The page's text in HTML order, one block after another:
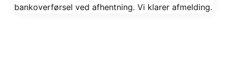
bankoverførsel ved afhentning. Vi klarer afmelding.